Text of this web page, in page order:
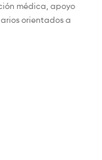
médica, apoyo
orientados a